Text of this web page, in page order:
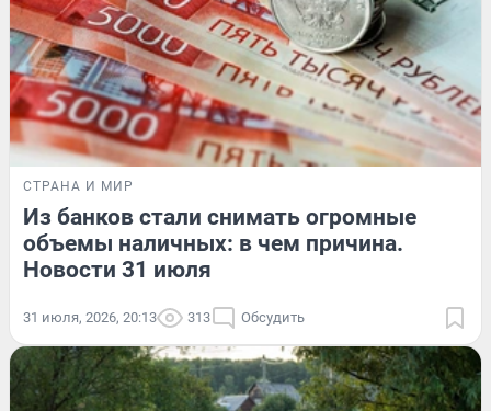
СТРАНА И МИР
Из банков стали снимать огромные
объемы наличных: в чем причина.
Новости 31 июля
31 июля, 2026, 20:13 313 Обсудить